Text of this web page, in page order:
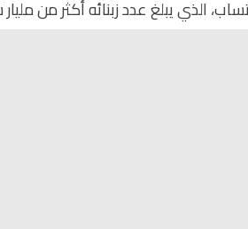
الذي يبلغ عدد زبنائه أكثر من